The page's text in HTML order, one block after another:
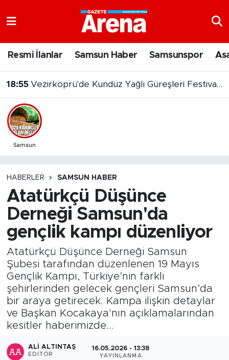
Resmi İlanlar Samsun Haber Samsunspor
18:55 Vezirköprü'de Kunduz Yağlı Güreşleri Festivali başladı
Samsun
HABERLER SAMSUN HABER
Atatürkçü Düşünce
Derneği Samsun'da
gençlik kampı düzenliyor
Atatürkçü Düşünce Derneği Samsun
Şubesi tarafından düzenlenen 19 Mayıs
Gençlik Kampı, Türkiye’nin farklı
şehirlerinden gelecek gençleri Samsun’da
bir araya getirecek. Kampa ilişkin detaylar
ve Başkan Kocakaya'nın açıklamalarından
kesitler haberimizde...
ALI ALTINTAŞ
EDITÖR
16.05.2026 - 13:38
YAYINLANMA
Samsun Namaz Vakitleri
Trafik Durumu
Süper Lig Puan Durumu ve Fikstür
Son Dakika Haberleri
Haber Arşivi